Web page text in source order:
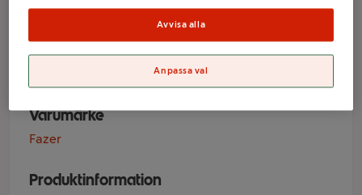
Godis Tutti Frutti
Berry 20g Fazer
Varumärke
Fazer
Produktinformation
Avvisa alla
Anpassa val